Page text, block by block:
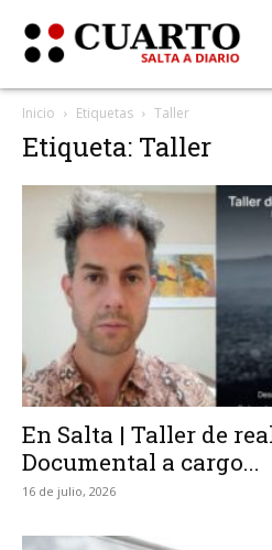
Inicio Etiquetas Taller
Etiqueta: Taller
En Salta | Taller de
Documental a cargo...
16 de julio, 2026